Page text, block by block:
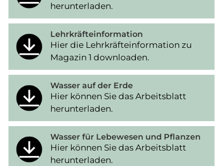
herunterladen.
Lehrkräfteinformation
Hier die Lehrkräfteinformation zu
Magazin 1 downloaden.
Wasser auf der Erde
Hier können Sie das Arbeitsblatt
herunterladen.
Wasser für Lebewesen und Pflanzen
Hier können Sie das Arbeitsblatt
herunterladen.